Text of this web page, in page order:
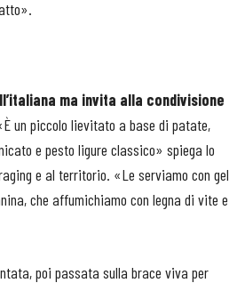
ma invita alla condivisione
un piccolo lievitato a base di patate,
e pesto ligure classico» spiega lo
e al territorio. «Le serviamo con gel
che affumichiamo con legna di vite e
poi passata sulla brace viva per